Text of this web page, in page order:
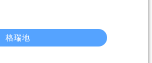
格瑞地